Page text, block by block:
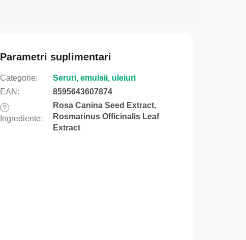
Parametri suplimentari
Categorie:
Seruri, emulsii, uleiuri
EAN : 8595643607874
?
Ingrediente:
Rosa Canina Seed Extract,
Rosmarinus Officinalis Leaf
Extract